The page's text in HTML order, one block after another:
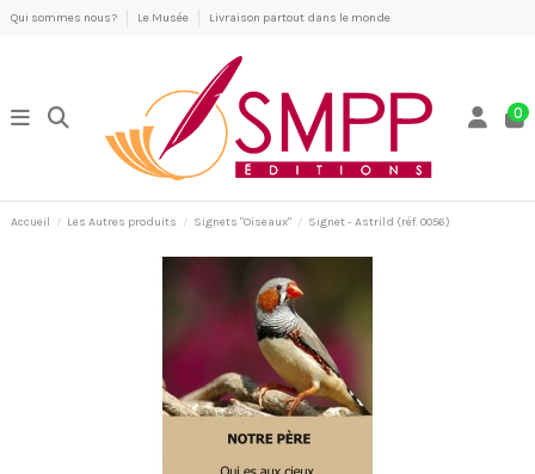
Qui sommes nous? Le Musée Livraison partout dans le monde
0
Accueil Les Autres produits Signets "Oiseaux" Signet - Astrild (réf. 0056)